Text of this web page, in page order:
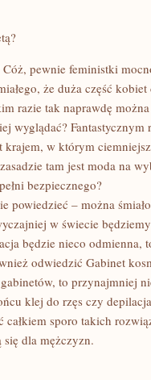
pewnie feministki
że duża część kobiet
razie tak naprawdę
wyglądać?
krajem, w którym
tam jest moda na
bezpiecznego?
powiedzieć – można
w świecie
będzie nieco odmienna,
odwiedzić Gabinet
to przynajmniej
klej do rzęs czy
sporo takich
dla mężczyzn.